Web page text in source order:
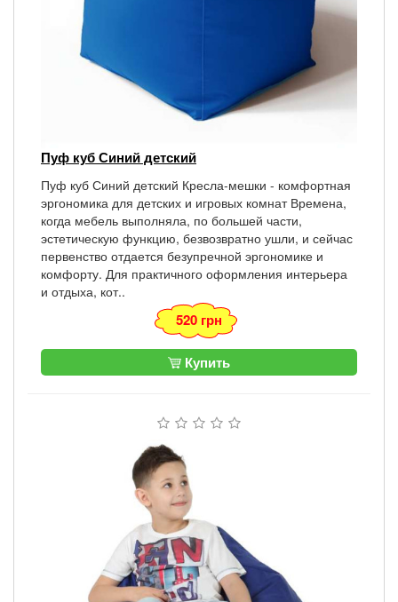
Пуф куб Синий детский
Пуф куб Синий детский Кресла-мешки - комфортная
эргономика для детских и игровых комнат Времена,
когда мебель выполняла, по большей части,
эстетическую функцию, безвозвратно ушли, и сейчас
первенство отдается безупречной эргономике и
комфорту. Для практичного оформления интерьера
и отдыха, кот..
520 грн
Купить